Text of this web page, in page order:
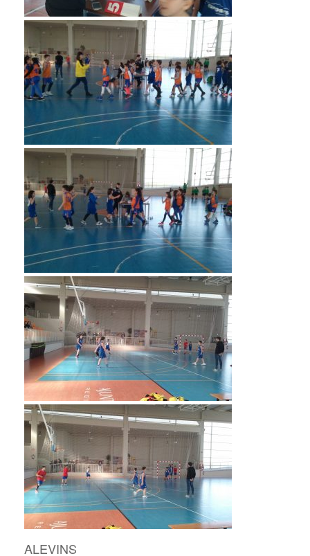
ALEVINS